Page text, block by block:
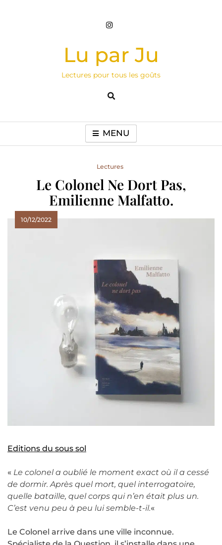
Lu par Ju
Lectures pour tous les goûts
MENU
Lectures
Le Colonel Ne Dort Pas,
Emilienne Malfatto.
10/12/2022
Editions du sous sol
« Le colonel a oublié le moment exact où il a cessé
de dormir. Après quel mort, quel interrogatoire,
quelle bataille, quel corps qui n’en était plus un.
C’est venu peu à peu lui semble-t-il.«
Le Colonel arrive dans une ville inconnue.